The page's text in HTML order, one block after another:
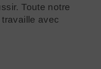
Toute notre
avec